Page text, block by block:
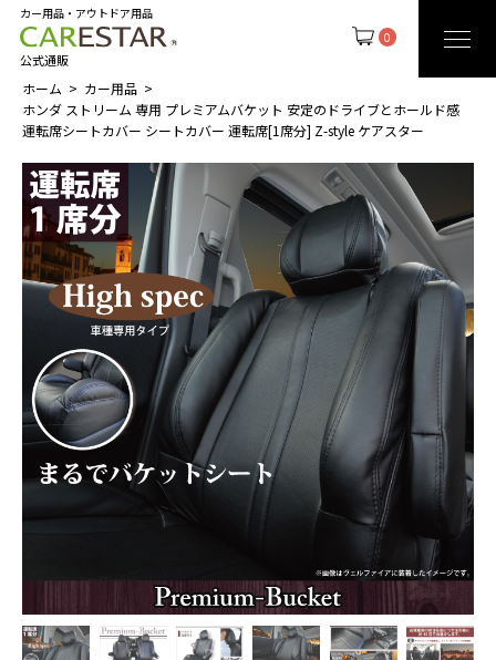
0
カー用品・アウトドア用品
公式通販
ホーム
カー用品
ホンダ ストリーム 専用 プレミアムバケット 安定のドライブとホールド感
運転席シートカバー シートカバー 運転席[1席分] Z-style ケアスター